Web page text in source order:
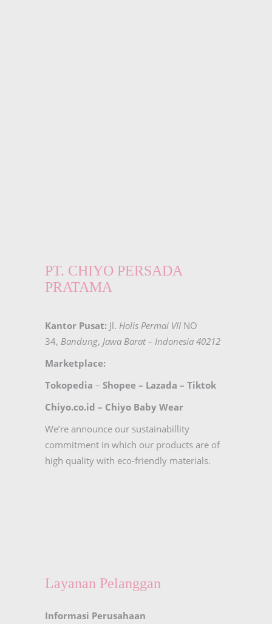
PT. CHIYO PERSADA
PRATAMA
Kantor Pusat: Jl. Holis Permai VII NO
34, Bandung, Jawa Barat – Indonesia 40212
Marketplace:
Tokopedia – Shopee – Lazada – Tiktok
Chiyo.co.id – Chiyo Baby Wear
We’re announce our sustainabillity
commitment in which our products are of
high quality with eco-friendly materials.
Layanan Pelanggan
Informasi Perusahaan